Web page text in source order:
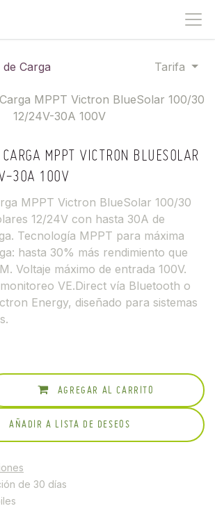
Carga Tarifa
CARGA MPPT VICTRON BLUESOLAR
30A 100V
MPPT Victron BlueSolar 100/30
12/24V con hasta 30A de
Tecnología MPPT para máxima
hasta 30% más rendimiento que
Voltaje máximo de entrada 100V.
VE.Direct vía Bluetooth o
Energy, diseñado para sistemas
AGREGAR AL CARRITO
AÑADIR A LISTA DE DESEOS
de 30 días